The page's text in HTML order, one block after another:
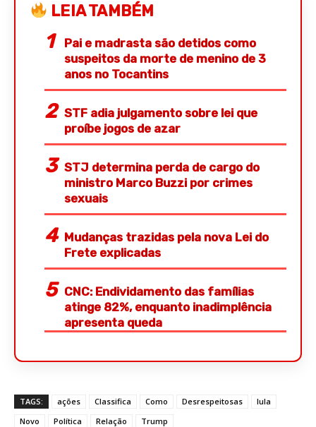
LEIA TAMBÉM
Pai e madrasta são detidos como
suspeitos da morte de menino de 3
anos no Tocantins
STF adia julgamento sobre lei que
proíbe jogos de azar
STJ determina perda de cargo do
ministro Marco Buzzi por crimes
sexuais
Mudanças trazidas pela nova Lei do
Frete explicadas
CNC: Endividamento das famílias
atinge 82%, enquanto inadimplência
apresenta queda
TAGS: ações Classifica Como Desrespeitosas
lula
Novo
Política Relação Trump